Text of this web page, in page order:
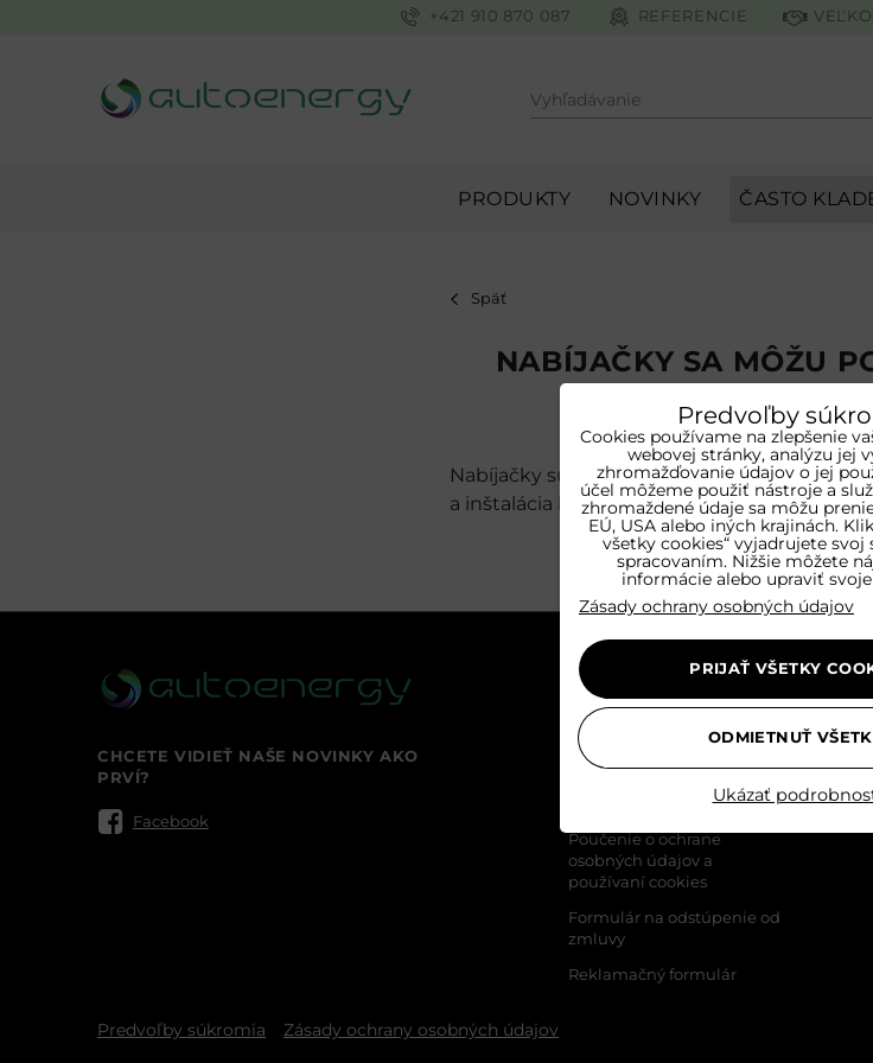
Vyhľadávanie
+421 910 870 087 REFERENCIE
PRODUKTY NOVINKY ČASTO
Späť
NABÍJAČKY SA MÔŽU
Nabíjačky sú vybavené krytím IP54 / IP66 a
a inštalácia boli možné aj v exteriéri.
CHCETE VIDIEŤ NAŠE NOVINKY AKO
PRVÍ?
Facebook
INFORMÁCIE
Domov
Všeobecné obchodné
podmienky
Reklamačný poriadok
Poučenie o ochrane
osobných údajov a
používaní cookies
Formulár na odstúpenie od
zmluvy
Reklamačný formulár
SLUŽBY
+421
PO - PIA
Predvoľby súkromia Zásady ochrany osobných údajov
Predvoľby
Cookies používame na zlepšenie
webovej stránky, analýzu jej
zhromažďovanie údajov o jej
účel môžeme použiť nástroje a
zhromaždené údaje sa môžu
EÚ, USA alebo iných krajinách.
všetky cookies“ vyjadrujete
spracovaním. Nižšie môžete
informácie alebo upraviť
Zásady ochrany osobných údajov
Ukázať
PRIJAŤ VŠETKY
ODMIETNUŤ